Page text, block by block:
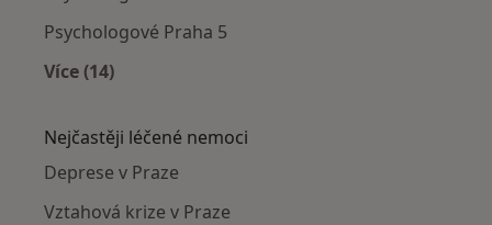
Psychologové Praha 5
Více (14)
Nejčastěji léčené nemoci
Deprese v Praze
Vztahová krize v Praze